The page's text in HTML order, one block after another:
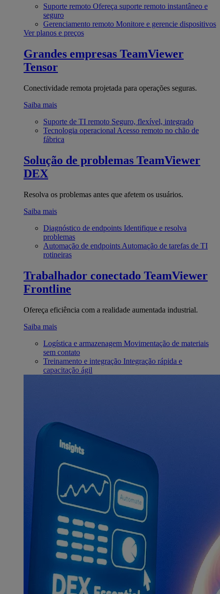
Suporte remoto Ofereça suporte remoto instantâneo e
seguro
Gerenciamento remoto Monitore e gerencie dispositivos
Ver planos e preços
Grandes empresas TeamViewer
Tensor
Conectividade remota projetada para operações seguras.
Saiba mais
Suporte de TI remoto Seguro, flexível, integrado
Tecnologia operacional Acesso remoto no chão de
fábrica
Solução de problemas TeamViewer
DEX
Resolva os problemas antes que afetem os usuários.
Saiba mais
Diagnóstico de endpoints Identifique e resolva
problemas
Automação de endpoints Automação de tarefas de TI
rotineiras
Trabalhador conectado TeamViewer
Frontline
Ofereça eficiência com a realidade aumentada industrial.
Saiba mais
Logística e armazenagem Movimentação de materiais
sem contato
Treinamento e integração Integração rápida e
capacitação ágil